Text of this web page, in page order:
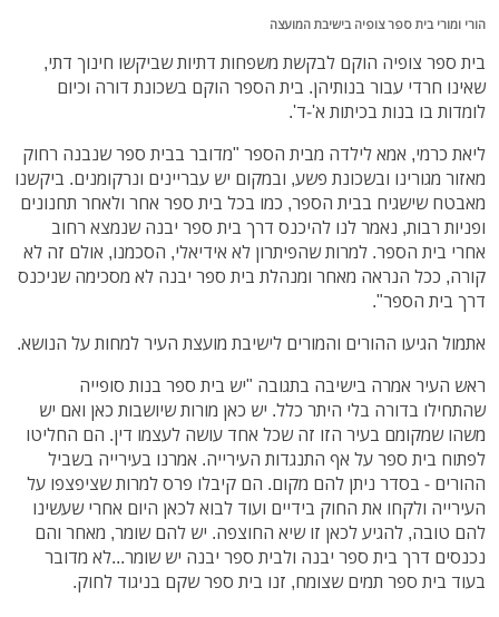
הורי ומורי בית ספר צופיה בישיבת המועצה
בית ספר צופיה הוקם לבקשת משפחות דתיות שביקשו חינוך דתי,
שאינו חרדי עבור בנותיהן. בית הספר הוקם בשכונת דורה וכיום
לומדות בו בנות בכיתות א'-ד'.
ליאת כרמי, אמא לילדה מבית הספר "מדובר בבית ספר שנבנה רחוק
מאזור מגורינו ובשכונת פשע, ובמקום יש עבריינים ונרקומנים. ביקשנו
מאבטח שישגיח בבית הספר, כמו בכל בית ספר אחר ולאחר תחנונים
ופניות רבות, נאמר לנו להיכנס דרך בית ספר יבנה שנמצא רחוב
אחרי בית הספר. למרות שהפיתרון לא אידיאלי, הסכמנו, אולם זה לא
קורה, ככל הנראה מאחר ומנהלת בית ספר יבנה לא מסכימה שניכנס
דרך בית הספר".
אתמול הגיעו ההורים והמורים לישיבת מועצת העיר למחות על הנושא.
ראש העיר אמרה בישיבה בתגובה "יש בית ספר בנות סופייה
שהתחילו בדורה בלי היתר כלל. יש כאן מורות שיושבות כאן ואם יש
משהו שמקומם בעיר הזו זה שכל אחד עושה לעצמו דין. הם החליטו
לפתוח בית ספר על אף התנגדות העירייה. אמרנו בעירייה בשביל
ההורים - בסדר ניתן להם מקום. הם קיבלו פרס למרות שציפצפו על
העירייה ולקחו את החוק בידיים ועוד לבוא לכאן היום אחרי שעשינו
להם טובה, להגיע לכאן זו שיא החוצפה. יש להם שומר, מאחר והם
נכנסים דרך בית ספר יבנה ולבית ספר יבנה יש שומר...לא מדובר
בעוד בית ספר תמים שצומח, זנו בית ספר שקם בניגוד לחוק.